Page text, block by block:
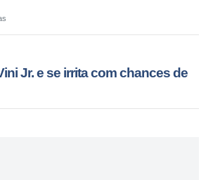
Jr. e se irrita com chances de